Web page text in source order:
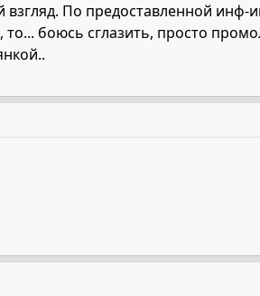
По предоставленной инф-
боюсь сглазить, просто